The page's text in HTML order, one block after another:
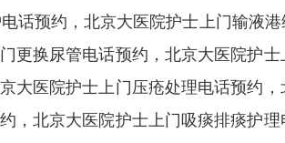
话预约，北京大医院护士上门输液
更换尿管电话预约，北京大医院护
大医院护士上门压疮处理电话预约
，北京大医院护士上门吸痰排痰护